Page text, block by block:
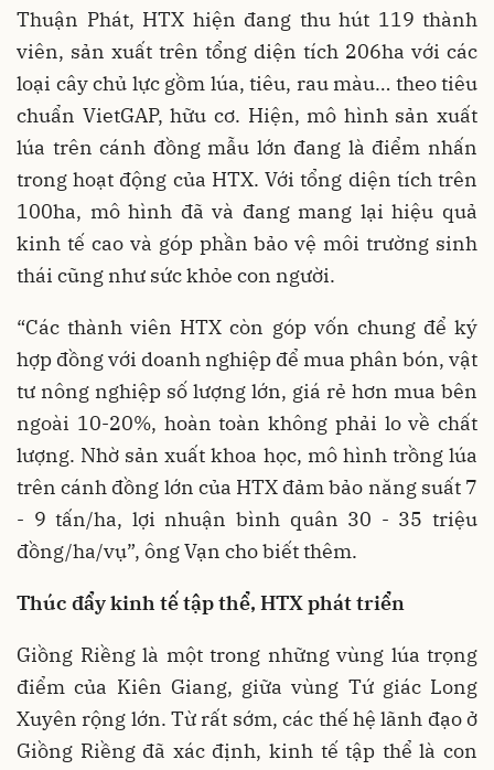
Thuận Phát, HTX hiện đang thu hút 119 thành
viên, sản xuất trên tổng diện tích 206ha với các
loại cây chủ lực gồm lúa, tiêu, rau màu… theo tiêu
chuẩn VietGAP, hữu cơ. Hiện, mô hình sản xuất
lúa trên cánh đồng mẫu lớn đang là điểm nhấn
trong hoạt động của HTX. Với tổng diện tích trên
100ha, mô hình đã và đang mang lại hiệu quả
kinh tế cao và góp phần bảo vệ môi trường sinh
thái cũng như sức khỏe con người.
“Các thành viên HTX còn góp vốn chung để ký
hợp đồng với doanh nghiệp để mua phân bón, vật
tư nông nghiệp số lượng lớn, giá rẻ hơn mua bên
ngoài 10-20%, hoàn toàn không phải lo về chất
lượng. Nhờ sản xuất khoa học, mô hình trồng lúa
trên cánh đồng lớn của HTX đảm bảo năng suất 7
- 9 tấn/ha, lợi nhuận bình quân 30 - 35 triệu
đồng/ha/vụ”, ông Vạn cho biết thêm.
Thúc đẩy kinh tế tập thể, HTX phát triển
Giồng Riềng là một trong những vùng lúa trọng
điểm của Kiên Giang, giữa vùng Tứ giác Long
Xuyên rộng lớn. Từ rất sớm, các thế hệ lãnh đạo ở
Giồng Riềng đã xác định, kinh tế tập thể là con